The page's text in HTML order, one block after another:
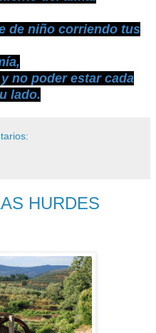
de niño corriendo tus
no poder estar cada
lado.
HURDES